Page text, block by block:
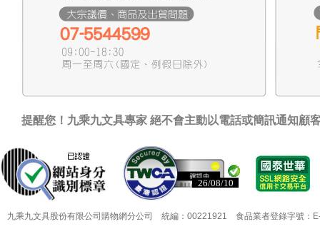
提醒您！九乘九文具專家 絕不會主動以電話或簡訊通知顧
已認證
已認證
九乘九文具股份有限公司購物網分公司 統編：00221921 食品業者登錄字號